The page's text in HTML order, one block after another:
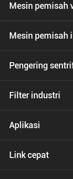
Mesin pemisah
Mesin pemisah
Pengering
Filter industri
Aplikasi
Link cepat